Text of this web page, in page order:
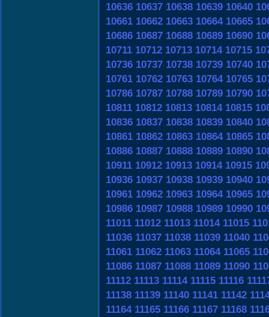
10636 10637 10638 10639 10640
10661 10662 10663 10664 10665
10686 10687 10688 10689 10690
10711 10712 10713 10714 10715
10736 10737 10738 10739 10740
10761 10762 10763 10764 10765
10786 10787 10788 10789 10790
10811 10812 10813 10814 10815
10836 10837 10838 10839 10840
10861 10862 10863 10864 10865
10886 10887 10888 10889 10890
10911 10912 10913 10914 10915
10936 10937 10938 10939 10940
10961 10962 10963 10964 10965
10986 10987 10988 10989 10990
11011 11012 11013 11014 11015
11036 11037 11038 11039 11040
11061 11062 11063 11064 11065
11086 11087 11088 11089 11090
11112 11113 11114 11115 11116
11138 11139 11140 11141 11142
11164 11165 11166 11167 11168